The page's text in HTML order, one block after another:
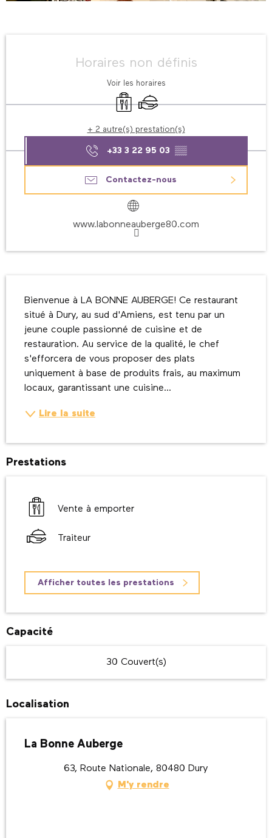
Horaires non définis
Voir les horaires
Vente à emporter
Traiteur
+ 2 autre(s) prestation(s)
+33 3 22 95 03 ▒▒
Contactez-nous
www.labonneauberge80.com
Bienvenue à LA BONNE AUBERGE! Ce restaurant
situé à Dury, au sud d'Amiens, est tenu par un
jeune couple passionné de cuisine et de
restauration. Au service de la qualité, le chef
s'efforcera de vous proposer des plats
uniquement à base de produits frais, au maximum
locaux, garantissant une cuisine...
Lire la suite
Prestations
Vente à emporter
Traiteur
Afficher toutes les prestations
Capacité
30 Couvert(s)
Localisation
La Bonne Auberge
63, Route Nationale, 80480 Dury
M'y rendre